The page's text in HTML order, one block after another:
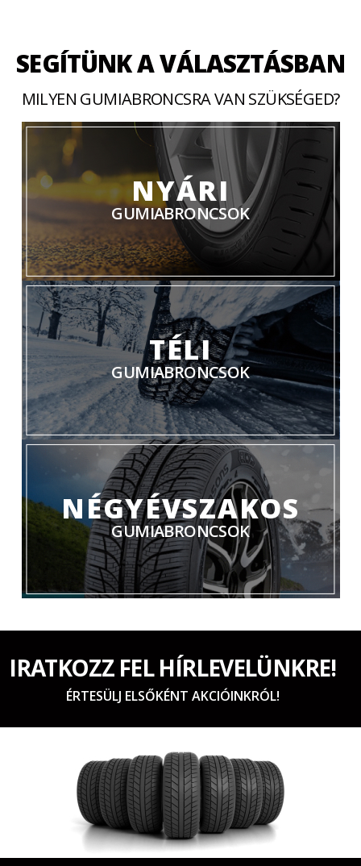
SEGÍTÜNK A VÁLASZTÁSBAN
MILYEN GUMIABRONCSRA VAN SZÜKSÉGED?
NYÁRI
GUMIABRONCSOK
TÉLI
GUMIABRONCSOK
NÉGYÉVSZAKOS
GUMIABRONCSOK
IRATKOZZ FEL HÍRLEVELÜNKRE!
ÉRTESÜLJ ELSŐKÉNT AKCIÓINKRÓL!